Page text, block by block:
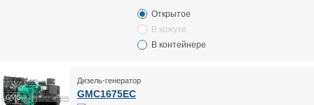
Открытое
В кожухе
В контейнере
Дизель-генератор
GMC1675EC